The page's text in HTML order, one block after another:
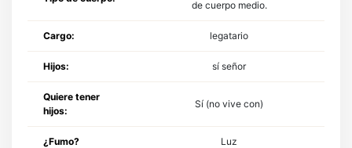
de cuerpo medio.
Cargo: legatario
Hijos: sí señor
Quiere tener
hijos:
Sí (no vive con)
¿Fumo? Luz